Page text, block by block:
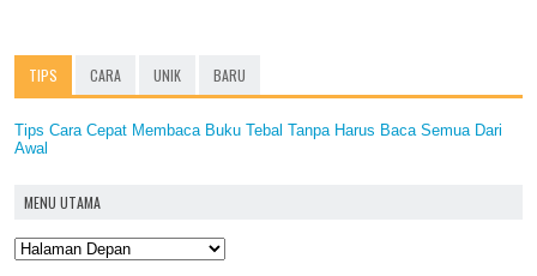
TIPS CARA UNIK BARU
Tips Cara Cepat Membaca Buku Tebal Tanpa Harus Baca Semua Dari
Awal
MENU UTAMA